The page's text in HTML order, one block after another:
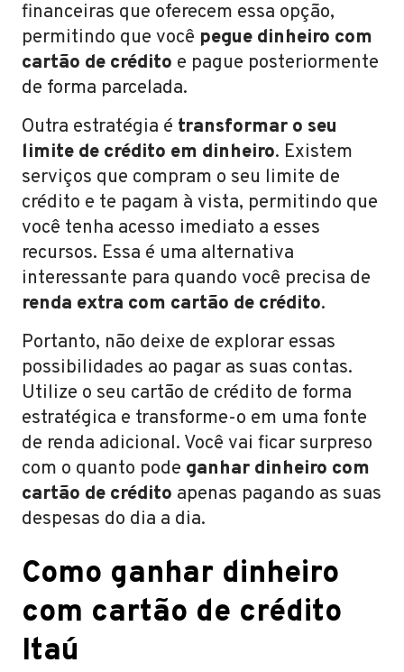
financeiras que oferecem essa opção,
permitindo que você pegue dinheiro com
cartão de crédito e pague posteriormente
de forma parcelada.
Outra estratégia é transformar o seu
limite de crédito em dinheiro. Existem
serviços que compram o seu limite de
crédito e te pagam à vista, permitindo que
você tenha acesso imediato a esses
recursos. Essa é uma alternativa
interessante para quando você precisa de
renda extra com cartão de crédito.
Portanto, não deixe de explorar essas
possibilidades ao pagar as suas contas.
Utilize o seu cartão de crédito de forma
estratégica e transforme-o em uma fonte
de renda adicional. Você vai ficar surpreso
com o quanto pode ganhar dinheiro com
cartão de crédito apenas pagando as suas
despesas do dia a dia.
Como ganhar dinheiro
com cartão de crédito
Itaú